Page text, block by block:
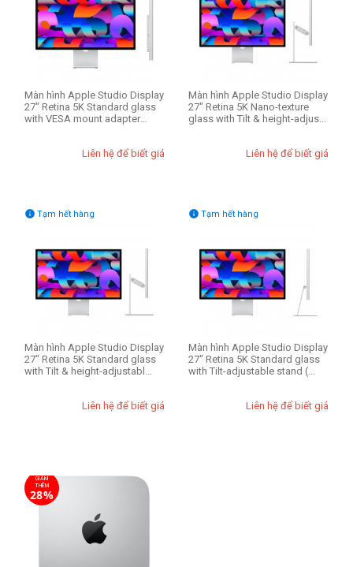
Màn hình Apple Studio Display
27" Retina 5K Standard glass
with VESA mount adapter
Liên hệ để biết giá
Màn hình Apple Studio Display
27" Retina 5K Nano-texture
glass with Tilt & height-adjus...
Liên hệ để biết giá
Tạm hết hàng

Màn hình Apple Studio Display
27" Retina 5K Standard glass
with Tilt & height-adjustabl...
Liên hệ để biết giá
Tạm hết hàng

Màn hình Apple Studio Display
27" Retina 5K Standard glass
with Tilt-adjustable stand (...
Liên hệ để biết giá
GIẢM
THÊM
28%